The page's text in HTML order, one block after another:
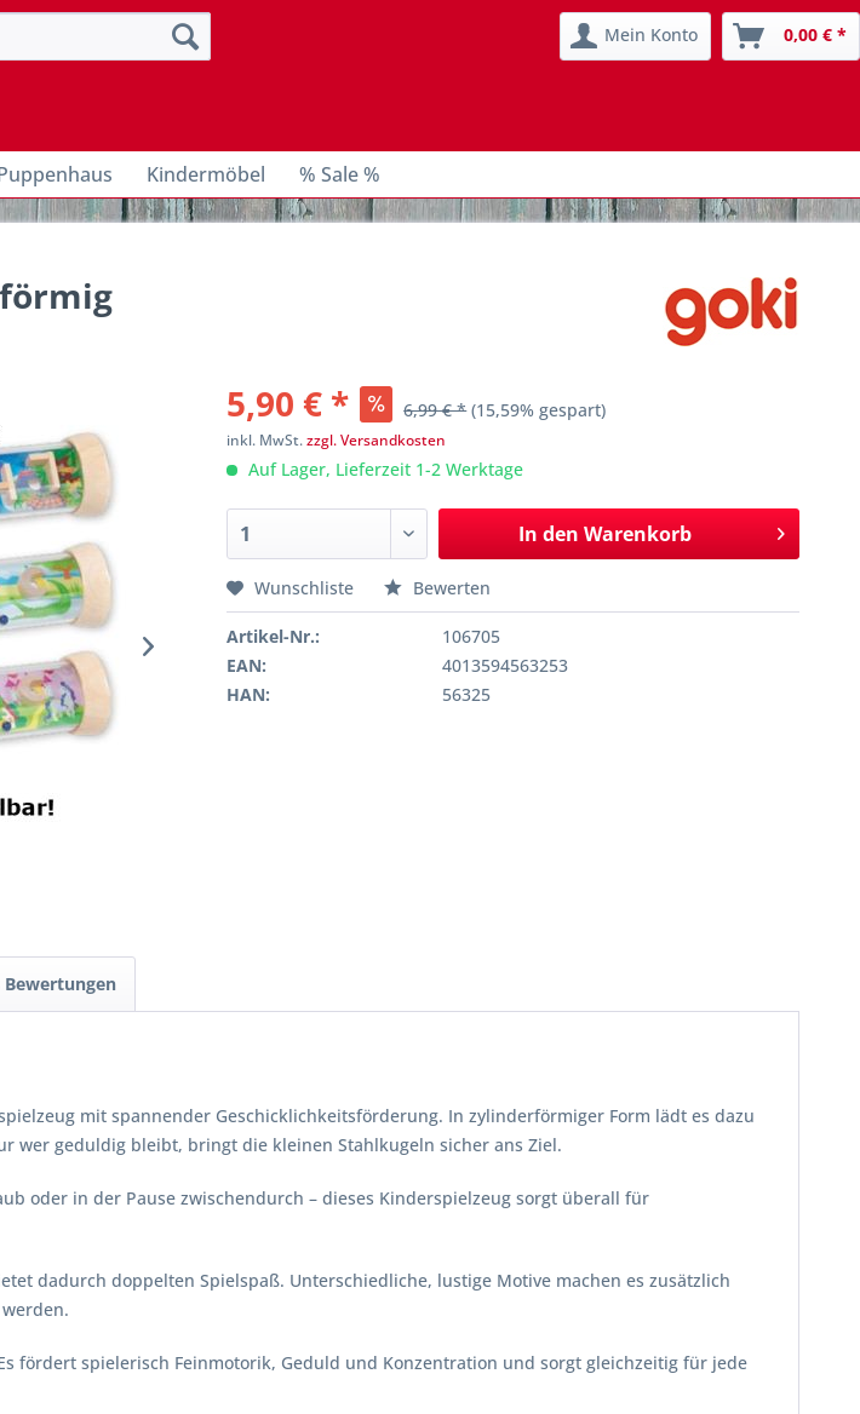
Mein Konto 0,00 € *
Kindermöbel % Sale %
5,90 € * 6,99 € * (15,59% gespart)
inkl. MwSt.zzgl. Versandkosten
Auf Lager, Lieferzeit 1-2 Werktage
In den Warenkorb
Wunschliste Bewerten
Artikel-Nr.:
106705
EAN:
4013594563253
HAN:
56325
Bewertungen
mit spannender Geschicklichkeitsförderung. In zylinderförmiger Form lädt es dazu
wer geduldig bleibt, bringt die kleinen Stahlkugeln sicher ans Ziel.
oder in der Pause zwischendurch – dieses Kinderspielzeug sorgt überall für
dadurch doppelten Spielspaß. Unterschiedliche, lustige Motive machen es zusätzlich
fördert spielerisch Feinmotorik, Geduld und Konzentration und sorgt gleichzeitig für jede